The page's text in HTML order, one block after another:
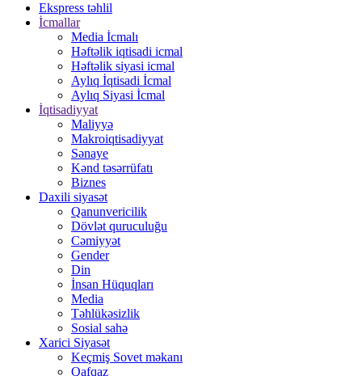
Ekspress təhlil
İcmallar
Media İcmalı
Həftəlik iqtisadi icmal
Həftəlik siyasi icmal
Aylıq İqtisadi İcmal
Aylıq Siyasi İcmal
İqtisadiyyat
Maliyyə
Makroiqtisadiyyat
Sənaye
Kənd təsərrüfatı
Biznes
Daxili siyasət
Qanunvericilik
Dövlət quruculuğu
Cəmiyyət
Gender
Din
İnsan Hüquqları
Media
Təhlükəsizlik
Sosial sahə
Xarici Siyasət
Keçmiş Sovet məkanı
Qafqaz